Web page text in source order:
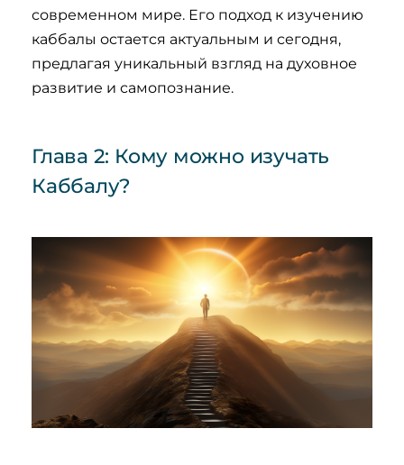
современном мире. Его подход к изучению
каббалы остается актуальным и сегодня,
предлагая уникальный взгляд на духовное
развитие и самопознание.
Глава 2: Кому можно изучать
Каббалу?